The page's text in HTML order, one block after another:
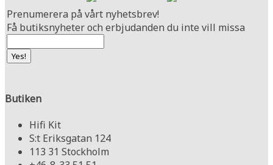
Prenumerera på vårt nyhetsbrev!
Få butiksnyheter och erbjudanden du inte vill missa
Butiken
Hifi Kit
S:t Eriksgatan 124
113 31 Stockholm